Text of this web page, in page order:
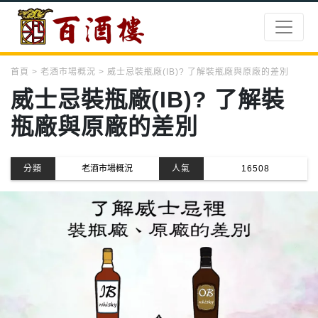
首頁 老酒市場概況 威士忌裝瓶廠(IB)? 了解裝瓶廠與原廠的差別
威士忌裝瓶廠(IB)? 了解裝
瓶廠與原廠的差別
分類 老酒市場概況 人氣 16508